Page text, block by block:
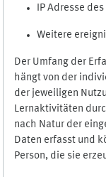
IP Adresse
Weitere
Der Umfang der
hängt von der
der jeweiligen
Lernaktivitäten
nach Natur der
Daten erfasst und
Person, die sie